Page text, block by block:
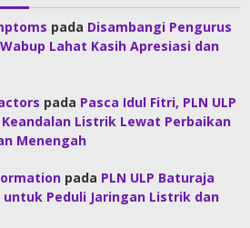
pada Disambangi Pengurus
Lahat Kasih Apresiasi dan
pada Pasca Idul Fitri, PLN ULP
Listrik Lewat Perbaikan
Menengah
pada PLN ULP Baturaja
Peduli Jaringan Listrik dan